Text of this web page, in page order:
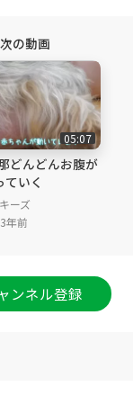
目
次の動画
05:07
いく
ーズ
3年前
ンネル登録